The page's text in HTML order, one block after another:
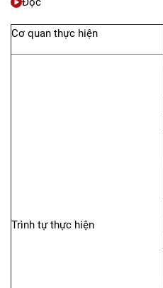
Cơ quan thực hiện
Trình tự thực hiện